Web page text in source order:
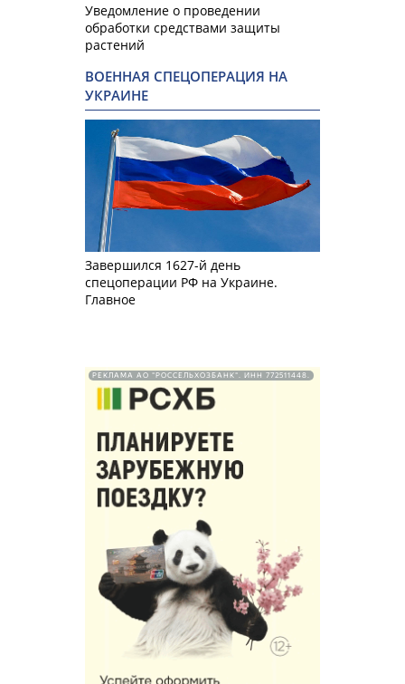
Уведомление о проведении
обработки средствами защиты
растений
ВОЕННАЯ СПЕЦОПЕРАЦИЯ НА
УКРАИНЕ
Завершился 1627-й день
спецоперации РФ на Украине.
Главное
РЕКЛАМА АО "РОССЕЛЬХОЗБАНК". ИНН 772511448.